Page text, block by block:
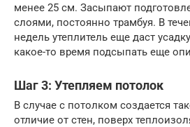
менее 25 см. Засыпают
слоями, постоянно трамбуя. В
недель утеплитель еще даст
какое-то время подсыпать еще
Шаг 3: Утепляем потолок
В случае с потолком создается
отличие от стен, поверх